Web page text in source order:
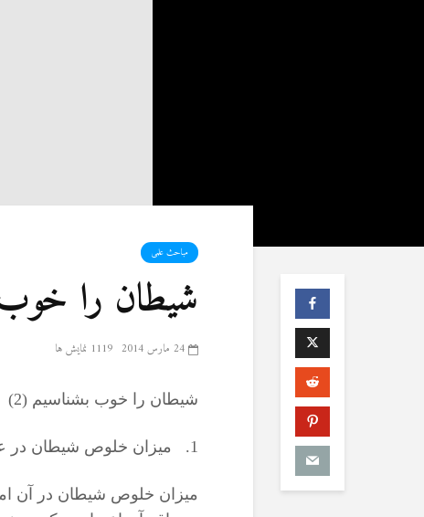
مباحث علمی
شیطان را خوب
24 مارس 2014 1119 نمایش ها
شیطان را خوب بشناسیم (2
)
1. میزان خلوص شیطان در عبادت
میزان خلوص شیطان در آن